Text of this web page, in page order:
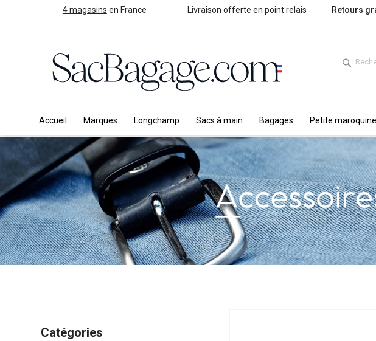
4 magasins en France Livraison offerte en point relais Retours
Accueil Marques Longchamp Sacs à main Bagages Petite
Catégories